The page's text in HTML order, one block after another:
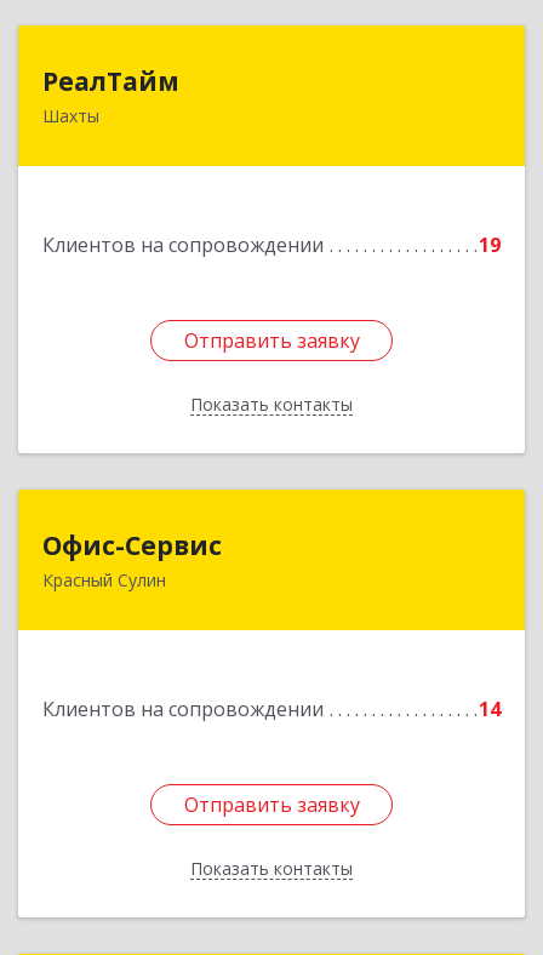
РеалТайм
Шахты
Клиентов на сопровождении 19
Отправить заявку
Показать контакты
Отправить заявку
Назад
Офис-Сервис
Красный Сулин
Клиентов на сопровождении 14
Отправить заявку
Показать контакты
346350, Ростовская обл, р-н Красносулинский,
Отправить заявку
Назад